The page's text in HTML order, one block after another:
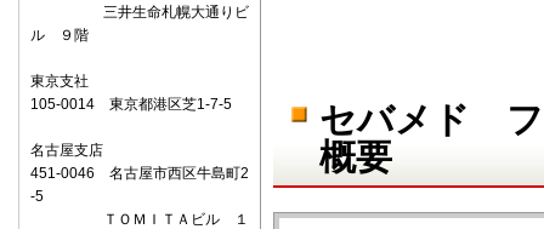
セバメド
概要
三井生命札幌大通りビ
ル ９階
東京支社
105-0014 東京都港区芝1-7-5
名古屋支店
451-0046 名古屋市西区牛島町2
-5
ＴＯＭＩＴＡビル １